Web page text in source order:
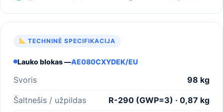
TECHNINĖ SPECIFIKACIJA
Lauko blokas —AE080CXYDEK/EU
Svoris 98 kg
Šaltnešis / užpildas R-290 (GWP=3) · 0,87 kg